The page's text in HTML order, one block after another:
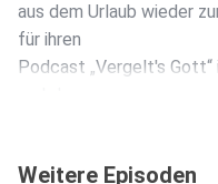
aus dem Urlaub wieder
für ihren
Podcast „Vergelt's Gott“
Weitere Episoden